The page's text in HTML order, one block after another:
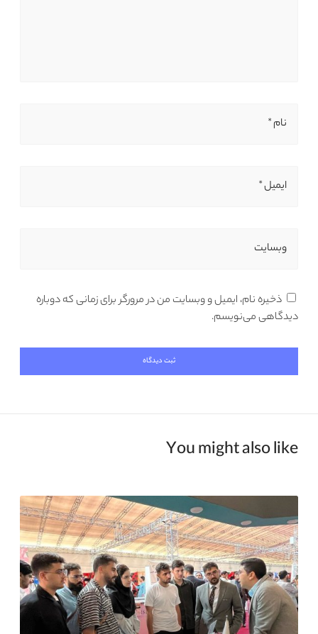
نام *
ایمیل *
وبسایت
ذخیره نام، ایمیل و وبسایت من در مرورگر برای زمانی که دوباره
دیدگاهی می‌نویسم.
You might also like